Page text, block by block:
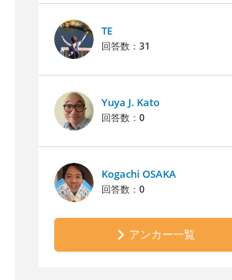
TE
回答数： 31
Yuya J. Kato
回答数： 0
Kogachi OSAKA
回答数： 0
アンカー一覧